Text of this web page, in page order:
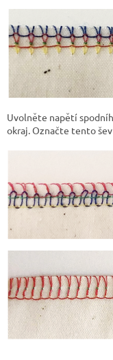
Uvolněte napětí
okraj. Označte tento